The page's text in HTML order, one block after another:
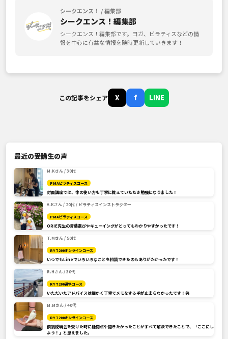
シークエンス！ / 編集部
シークエンス！編集部
シークエンス！編集部です。ヨガ、ピラティスなどの情
報を中心に有益な情報を随時更新していきます！
この記事をシェア X f LINE
最近の受講生の声
M.Kさん / 30代
PMAピラティスコース
対面講座では、体の使い方も丁寧に教えていただき勉強になりました！
A.Kさん / 20代 / ピラティスインストラクター
PMAピラティスコース
ORIE先生の言葉選びやキューイングがとってもわかりやすかったです！
T.Mさん / 50代
RYT200オンラインコース
いつでもLineでいろいろなことを相談できたのもありがたかったです！
R.Hさん / 30代
RYT200通学コース
いただいたアドバイスは細かく丁寧でメモをする手が止まらなかったです！笑
M.Mさん / 40代
RYT200オンラインコース
個別説明会を受けた時に疑問点や聞きたかったことがすべて解決できたことで、「ここにし
よう！」と思えました。